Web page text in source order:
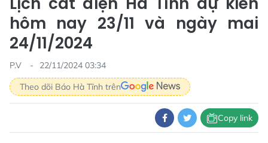
hôm nay 23/11 và ngày mai
24/11/2024
P.V
22/11/2024 03:34
Theo dõi Báo Hà Tĩnh trên
Copy link